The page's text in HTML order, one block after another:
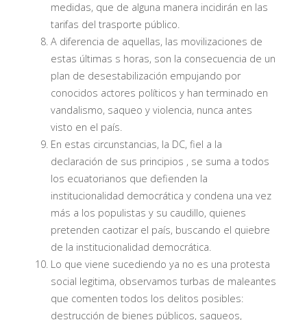
medidas, que de alguna manera incidirán en las
tarifas del trasporte público.
A diferencia de aquellas, las movilizaciones de
estas últimas s horas, son la consecuencia de un
plan de desestabilización empujando por
conocidos actores políticos y han terminado en
vandalismo, saqueo y violencia, nunca antes
visto en el país.
En estas circunstancias, la DC, fiel a la
declaración de sus principios , se suma a todos
los ecuatorianos que defienden la
institucionalidad democrática y condena una vez
más a los populistas y su caudillo, quienes
pretenden caotizar el país, buscando el quiebre
de la institucionalidad democrática.
Lo que viene sucediendo ya no es una protesta
social legitima, observamos turbas de maleantes
que comenten todos los delitos posibles:
destrucción de bienes públicos, saqueos,